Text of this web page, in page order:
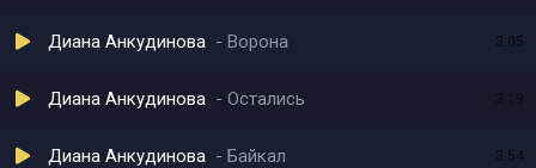
Диана Анкудинова Ворона 3:05
Диана Анкудинова Остались
Диана Анкудинова Байкал 3:54